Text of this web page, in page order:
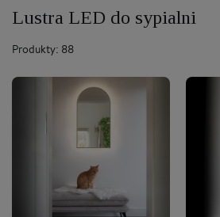
Lustra LED do sypialni
Produkty: 88